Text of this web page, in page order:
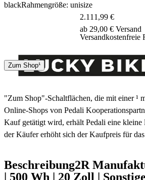
blackRahmengröße: unisize
Spedition
10 Tage
2.111,99 €
ab 29,00 € Versand
Versandkostenfreie
Zum Shop¹
"Zum Shop"-Schaltflächen, die mit einer ¹
Online-Shops von Pedali
Kauf getätigt wird, erhält Pedali eine
der Käufer erhöht sich der Kaufpreis für
Beschreibung2R
| 500 Wh | 20 Zoll | Sonstige